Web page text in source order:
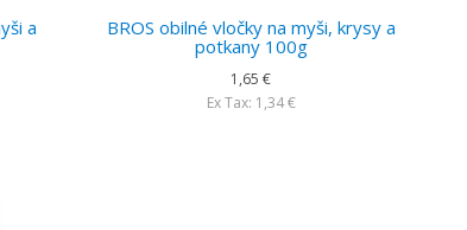
a
BROS obilné vločky na myši, krysy a
potkany 100g
1,65 €
Ex Tax: 1,34 €